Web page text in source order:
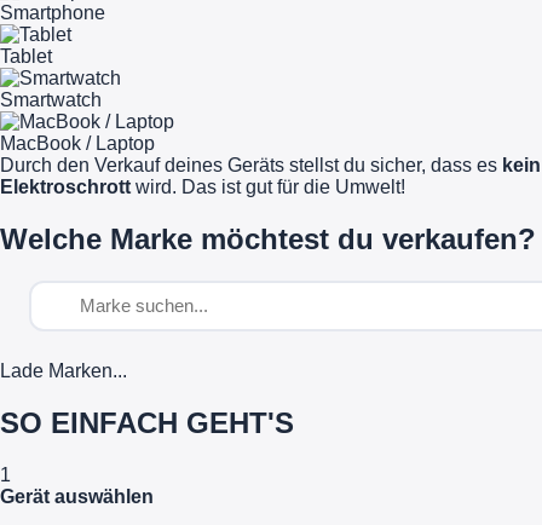
Smartphone
Tablet
Smartwatch
MacBook / Laptop
Durch den Verkauf deines Geräts stellst du sicher, dass es kein
Elektroschrott wird. Das ist gut für die Umwelt!
Welche Marke möchtest du verkaufen?
Lade Marken...
SO EINFACH GEHT'S
1
Gerät auswählen